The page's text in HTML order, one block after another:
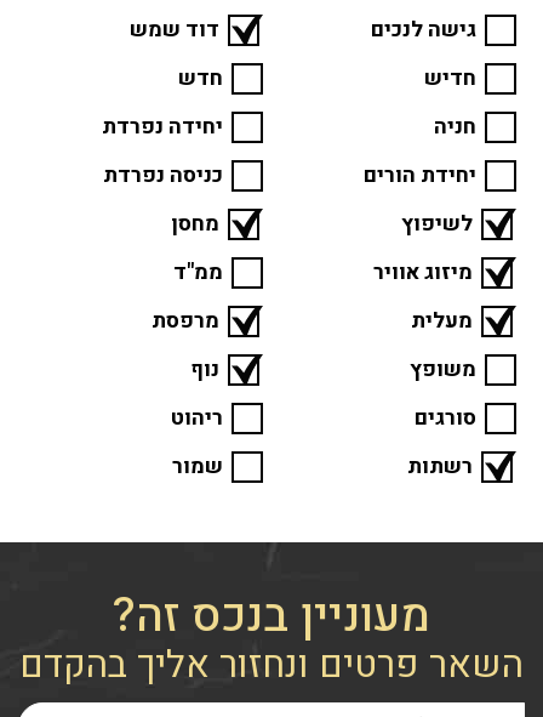
גישה לנכים
דוד שמש
חדיש
חדש
חניה
יחידה נפרדת
יחידת הורים
כניסה נפרדת
לשיפוץ
מחסן
מיזוג אוויר
ממ"ד
מעלית
מרפסת
משופץ
נוף
סורגים
ריהוט
רשתות
שמור
מעוניין בנכס זה?
השאר פרטים ונחזור אליך בהקדם